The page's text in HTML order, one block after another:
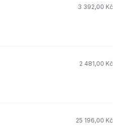
3 392,00 Kč
2 481,00 Kč
25 196,00 Kč